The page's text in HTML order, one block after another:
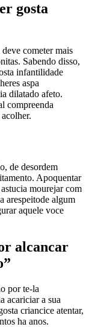
gosta
cometer mais
Sabendo disso,
infantilidade
aspa
dilatado afeto.
compreenda
de desordem
Apoquentar
mourejar com
arespeitode algum
aquele voce
alcancar
por te-la
acariciar a sua
criancice atentar,
ha anos.